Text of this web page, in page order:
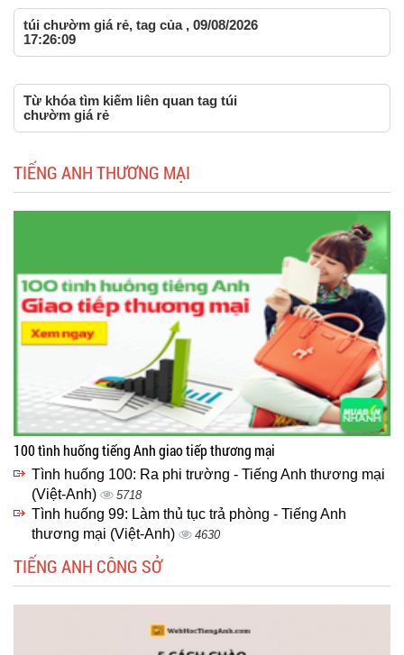
túi chườm giá rẻ, tag của , 09/08/2026
17:26:09
Từ khóa tìm kiếm liên quan tag túi
chườm giá rẻ
TIẾNG ANH THƯƠNG MẠI
100 tình huống tiếng Anh giao tiếp thương mại
Tình huống 100: Ra phi trường - Tiếng Anh thương mại
(Việt-Anh)
5718
Tình huống 99: Làm thủ tục trả phòng - Tiếng Anh
thương mại (Việt-Anh)
4630
TIẾNG ANH CÔNG SỞ